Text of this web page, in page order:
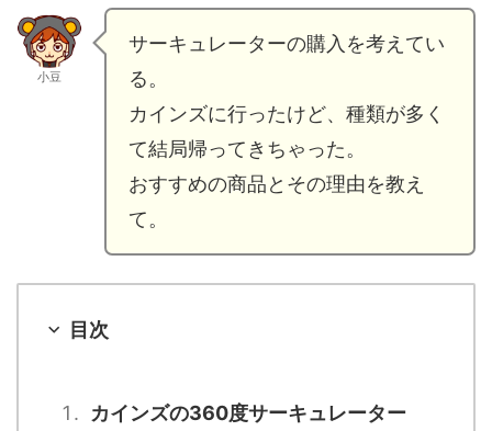
小豆
サーキュレーターの購入を考えてい
る。
カインズに行ったけど、種類が多く
て結局帰ってきちゃった。
おすすめの商品とその理由を教え
て。
目次
カインズの360度サーキュレーター